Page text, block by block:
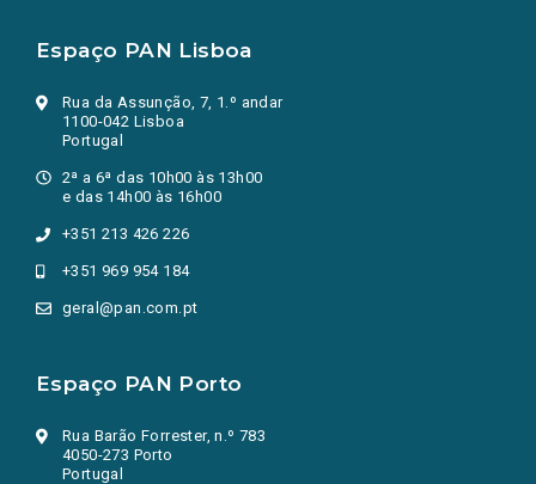
Espaço PAN Lisboa
Rua da Assunção, 7, 1.º andar
1100-042 Lisboa
Portugal
2ª a 6ª das 10h00 às 13h00
e das 14h00 às 16h00
+351 213 426 226
+351 969 954 184
geral@pan.com.pt
Espaço PAN Porto
Rua Barão Forrester, n.º 783
4050-273 Porto
Portugal